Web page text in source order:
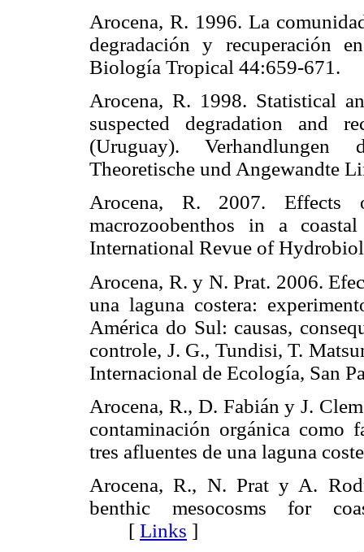
Arocena, R. 1996. La
degradación y recuperación
Biología Tropical 44:659-
Arocena, R. 1998. Statistical
suspected degradation and
(Uruguay).
Theoretische und
Arocena, R. 2007. Effects
macrozoobenthos in a
International Revue of
Arocena, R. y N. Prat. 2006.
una laguna costera:
América do Sul: causas,
controle, J. G., Tundisi, T.
Internacional de Ecología,
Arocena, R., D. Fabián y J.
contaminación orgánica como
tres afluentes de una laguna
Arocena, R., N. Prat y A.
benthic mesocosms for
[ Links ]